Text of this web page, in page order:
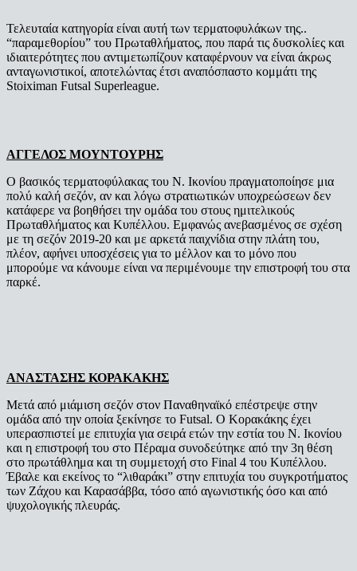
Τελευταία κατηγορία είναι αυτή των τερματοφυλάκων της..
“παραμεθορίου” του Πρωταθλήματος, που παρά τις δυσκολίες και
ιδιαιτερότητες που αντιμετωπίζουν καταφέρνουν να είναι άκρως
ανταγωνιστικοί, αποτελώντας έτσι αναπόσπαστο κομμάτι της
Stoiximan Futsal Superleague.
ΑΓΓΕΛΟΣ ΜΟΥΝΤΟΥΡΗΣ
Ο βασικός τερματοφύλακας του Ν. Ικονίου πραγματοποίησε μια
πολύ καλή σεζόν, αν και λόγω στρατιωτικών υποχρεώσεων δεν
κατάφερε να βοηθήσει την ομάδα του στους ημιτελικούς
Πρωταθλήματος και Κυπέλλου. Εμφανώς ανεβασμένος σε σχέση
με τη σεζόν 2019-20 και με αρκετά παιχνίδια στην πλάτη του,
πλέον, αφήνει υποσχέσεις για το μέλλον και το μόνο που
μπορούμε να κάνουμε είναι να περιμένουμε την επιστροφή του στα
παρκέ.
ΑΝΑΣΤΑΣΗΣ ΚΟΡΑΚΑΚΗΣ
Μετά από μιάμιση σεζόν στον Παναθηναϊκό επέστρεψε στην
ομάδα από την οποία ξεκίνησε το Futsal. Ο Κορακάκης έχει
υπερασπιστεί με επιτυχία για σειρά ετών την εστία του Ν. Ικονίου
και η επιστροφή του στο Πέραμα συνοδεύτηκε από την 3η θέση
στο πρωτάθλημα και τη συμμετοχή στο Final 4 του Κυπέλλου.
Έβαλε και εκείνος το “λιθαράκι” στην επιτυχία του συγκροτήματος
των Ζάχου και Καρασάββα, τόσο από αγωνιστικής όσο και από
ψυχολογικής πλευράς.